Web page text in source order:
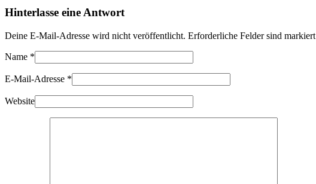
Hinterlasse eine Antwort
Deine E-Mail-Adresse wird nicht veröffentlicht. Erforderliche Felder sind markiert
Name *
E-Mail-Adresse *
Website